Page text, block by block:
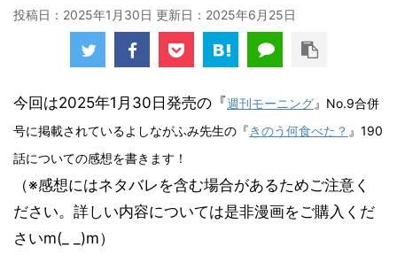
投稿日：2025年1月30日 更新日： 2025年6月25日
今回は2025年1月30日発売の『週刊モーニング』No.9合併
号に掲載されているよしながふみ先生の『きのう何食べた？ 』190
話についての感想を書きます！
（※感想にはネタバレを含む場合があるためご注意く
ださい。詳しい内容については是非漫画をご購入くだ
さいm(_ _)m）